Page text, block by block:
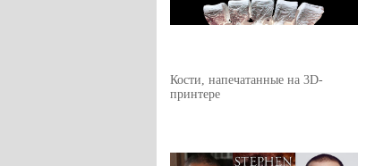
Кости, напечатанные на 3D-
принтере